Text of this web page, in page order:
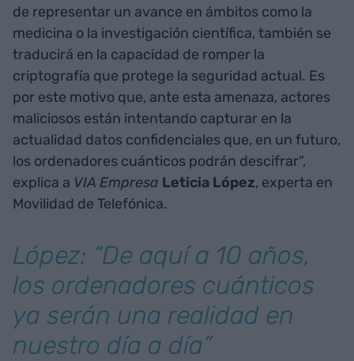
de representar un avance en ámbitos como la
medicina o la investigación científica, también se
traducirá en la capacidad de romper la
criptografía que protege la seguridad actual. Es
por este motivo que, ante esta amenaza, actores
maliciosos están intentando capturar en la
actualidad datos confidenciales que, en un futuro,
los ordenadores cuánticos podrán descifrar”,
explica a VIA Empresa Leticia López, experta en
Movilidad de Telefónica.
López: “De aquí a 10 años,
los ordenadores cuánticos
ya serán una realidad en
nuestro día a día”